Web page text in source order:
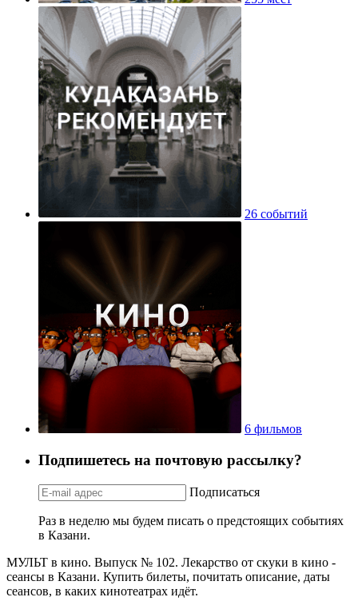
26 событий
6 фильмов
Подпишетесь на почтовую рассылку?
Подписаться
Раз в неделю мы будем писать о предстоящих событиях
в Казани.
МУЛЬТ в кино. Выпуск № 102. Лекарство от скуки в кино -
сеансы в Казани. Купить билеты, почитать описание, даты
сеансов, в каких кинотеатрах идёт.